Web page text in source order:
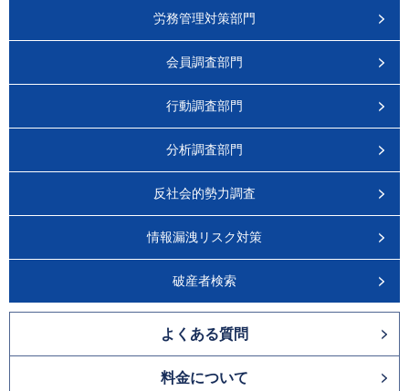
労務管理対策部門
会員調査部門
行動調査部門
分析調査部門
反社会的勢力調査
情報漏洩リスク対策
破産者検索
よくある質問
料金について